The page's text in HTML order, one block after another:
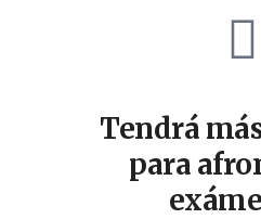
Tendrá
para